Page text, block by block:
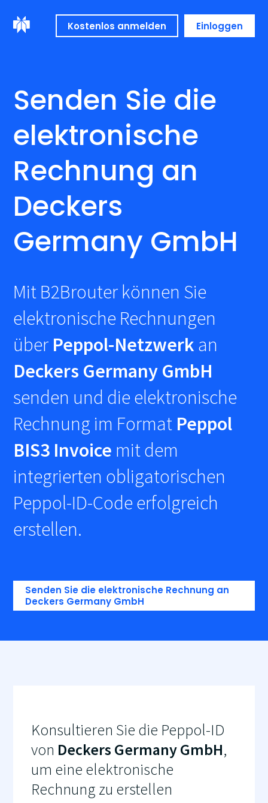
Kostenlos anmelden Einloggen
Senden Sie die
elektronische
Rechnung an
Deckers
Germany GmbH
Mit B2Brouter können Sie
elektronische Rechnungen
über Peppol-Netzwerk an
Deckers Germany GmbH
senden und die elektronische
Rechnung im Format Peppol
BIS3 Invoice mit dem
integrierten obligatorischen
Peppol-ID-Code erfolgreich
erstellen.
Senden Sie die elektronische Rechnung an
Deckers Germany GmbH
Konsultieren Sie die Peppol-ID
von Deckers Germany GmbH,
um eine elektronische
Rechnung zu erstellen